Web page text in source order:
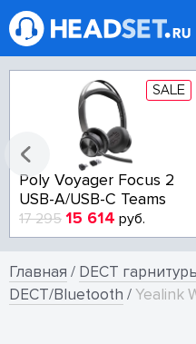
SALE
Poly Voyager Focus 2
USB-A/USB-C Teams
17 295 15 614 руб.
Главная / DECT
DECT/Bluetooth /Yealink